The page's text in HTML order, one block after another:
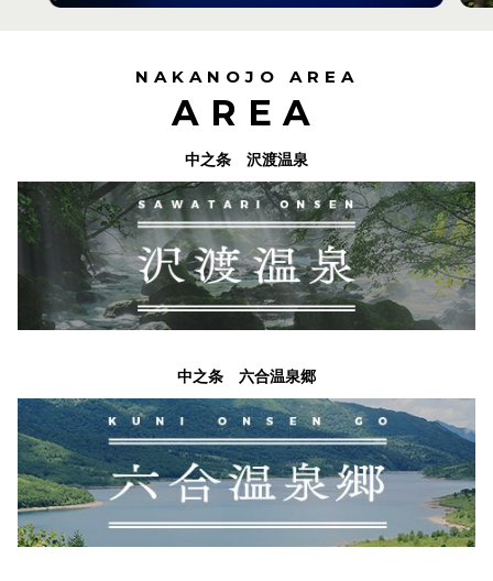
NAKANOJO AREA
AREA
中之条 沢渡温泉
中之条 六合温泉郷